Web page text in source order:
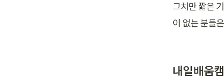
그치만 짧은
이 없는 분들
내일배움